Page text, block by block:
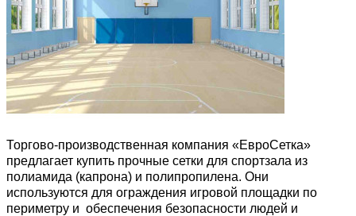
Торгово-производственная компания «ЕвроСетка»
предлагает купить прочные сетки для спортзала из
полиамида (капрона) и полипропилена. Они
используются для ограждения игровой площадки по
периметру и обеспечения безопасности людей и